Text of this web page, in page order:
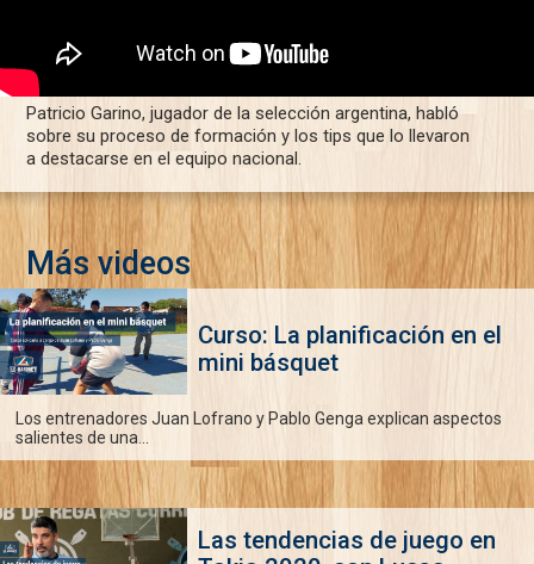
Patricio Garino, jugador de la selección argentina, habló
sobre su proceso de formación y los tips que lo llevaron
a destacarse en el equipo nacional.
Más videos
Curso: La planificación en el
mini básquet
Los entrenadores Juan Lofrano y Pablo Genga explican aspectos
salientes de una...
Las tendencias de juego en